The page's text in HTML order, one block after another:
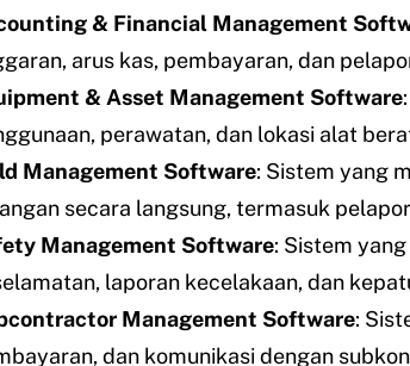
& Financial Management
arus kas, pembayaran, dan
& Asset Management Software
perawatan, dan lokasi alat
Management Software: Sistem yang
secara langsung, termasuk
Management Software: Sistem
laporan kecelakaan, dan
Management Software:
dan komunikasi dengan